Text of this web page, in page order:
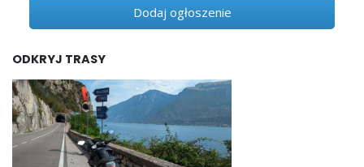
Dodaj ogłoszenie
ODKRYJ TRASY